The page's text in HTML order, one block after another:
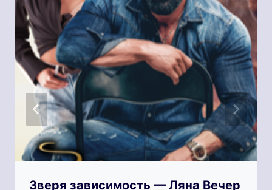
Зверя зависимость — Ляна Вечер